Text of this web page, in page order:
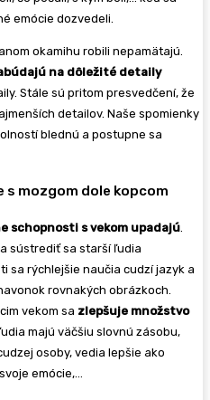
emócie dozvedeli.
okamihu robili nepamätajú.
na dôležité detaily
Stále sú pritom presvedčení, že
detailov. Naše spomienky
blednú a postupne sa
s mozgom dole kopcom
schopnosti s vekom upadajú.
sústrediť sa starší ľudia
sa rýchlejšie naučia cudzí jazyk a
rovnakých obrázkoch.
vekom sa zlepšuje množstvo
majú väčšiu slovnú zásobu,
osoby, vedia lepšie ako
emócie,…